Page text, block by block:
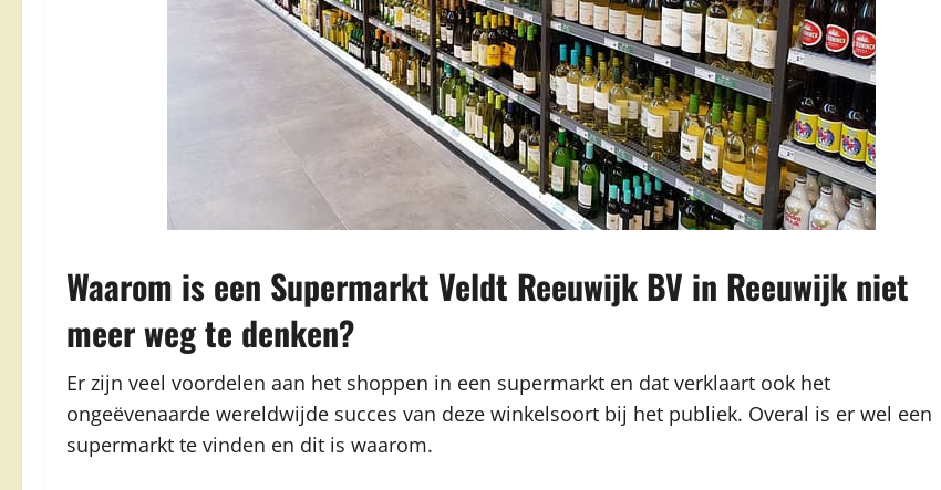
Waarom is een Supermarkt Veldt Reeuwijk BV in Reeuwijk niet
meer weg te denken?
Er zijn veel voordelen aan het shoppen in een supermarkt en dat verklaart ook het
ongeëvenaarde wereldwijde succes van deze winkelsoort bij het publiek. Overal is er wel een
supermarkt te vinden en dit is waarom.